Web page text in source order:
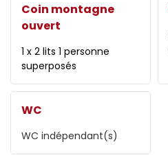
Coin montagne
ouvert
1 x 2 lits 1 personne
superposés
WC
WC indépendant(s)